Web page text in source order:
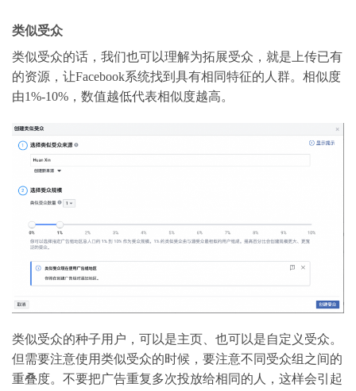
类似受众
类似受众的话，我们也可以理解为拓展受众，就是上传已有
的资源，让Facebook系统找到具有相同特征的人群。相似度
由1%-10%，数值越低代表相似度越高。
类似受众的种子用户，可以是主页、也可以是自定义受众。
但需要注意使用类似受众的时候，要注意不同受众组之间的
重叠度。不要把广告重复多次投放给相同的人，这样会引起